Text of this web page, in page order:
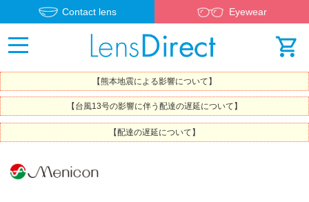
Contact lens Eyewear
【熊本地震による影響について】
【台風13号の影響に伴う配達の遅延について】
【配達の遅延について】